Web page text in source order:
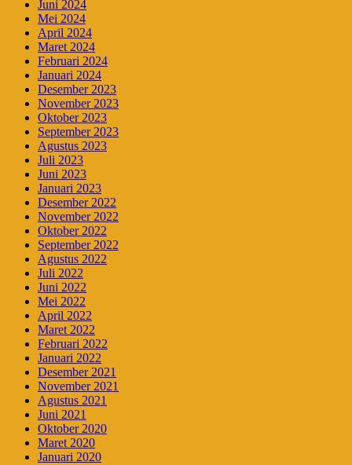
Juni 2024
Mei 2024
April 2024
Maret 2024
Februari 2024
Januari 2024
Desember 2023
November 2023
Oktober 2023
September 2023
Agustus 2023
Juli 2023
Juni 2023
Januari 2023
Desember 2022
November 2022
Oktober 2022
September 2022
Agustus 2022
Juli 2022
Juni 2022
Mei 2022
April 2022
Maret 2022
Februari 2022
Januari 2022
Desember 2021
November 2021
Agustus 2021
Juni 2021
Oktober 2020
Maret 2020
Januari 2020